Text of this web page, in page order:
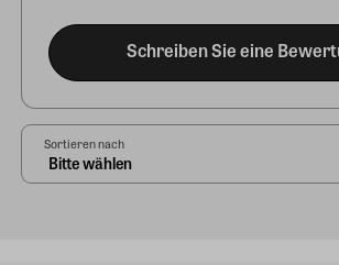
Schreiben Sie eine
Sortieren nach